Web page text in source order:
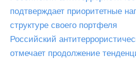
подтверждает приоритетные
структуре своего портфеля
Российский
отмечает продолжение